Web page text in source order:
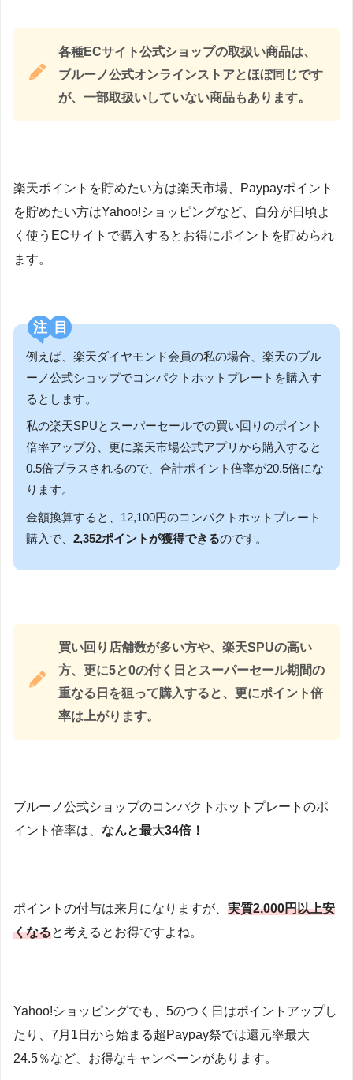
各種ECサイト公式ショップの取扱い商品は、
ブルーノ公式オンラインストアとほぼ同じです
が、一部取扱いしていない商品もあります。
楽天ポイントを貯めたい方は楽天市場、Paypayポイント
を貯めたい方はYahoo!ショッピングなど、自分が日頃よ
く使うECサイトで購入するとお得にポイントを貯められ
ます。
注目
例えば、楽天ダイヤモンド会員の私の場合、楽天のブル
ーノ公式ショップでコンパクトホットプレートを購入す
るとします。
私の楽天SPUとスーパーセールでの買い回りのポイント
倍率アップ分、更に楽天市場公式アプリから購入すると
0.5倍プラスされるので、合計ポイント倍率が20.5倍にな
ります。
金額換算すると、12,100円のコンパクトホットプレート
購入で、 2,352ポイントが獲得できるのです。
買い回り店舗数が多い方や、楽天SPUの高い
方、更に5と0の付く日とスーパーセール期間の
重なる日を狙って購入すると、更にポイント倍
率は上がります。
ブルーノ公式ショップのコンパクトホットプレートのポ
イント倍率は、 なんと最大34倍！
ポイントの付与は来月になりますが、 実質2,000円以上安
くなると考えるとお得ですよね。
Yahoo!ショッピングでも、5のつく日はポイントアップし
たり、7月1日から始まる超Paypay祭では還元率最大
24.5％など、お得なキャンペーンがあります。